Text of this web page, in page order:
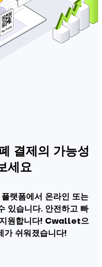
결제의 가능성
세요
랫폼에서 온라인 또는
있습니다. 안전하고 빠
지원합니다! Cwallet으
가 쉬워졌습니다!